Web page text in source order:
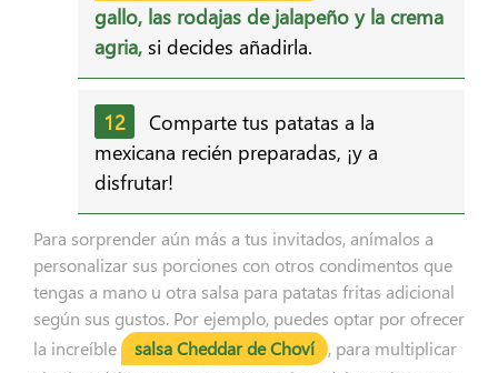
gallo, las rodajas de jalapeño y la crema
agria, si decides añadirla.
Comparte tus patatas a la
mexicana recién preparadas, ¡y a
disfrutar!
Para sorprender aún más a tus invitados, anímalos a
personalizar sus porciones con otros condimentos que
tengas a mano u otra salsa para patatas fritas adicional
según sus gustos. Por ejemplo, puedes optar por ofrecer
la increíble
salsa Cheddar de Choví
, para multiplicar